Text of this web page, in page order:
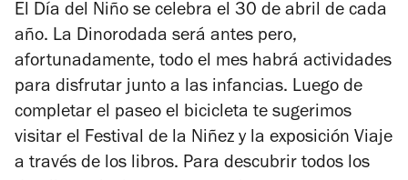
El Día del Niño se celebra el 30 de abril de cada
año. La Dinorodada será antes pero,
afortunadamente, todo el mes habrá actividades
para disfrutar junto a las infancias. Luego de
completar el paseo el bicicleta te sugerimos
visitar el Festival de la Niñez y la exposición Viaje
a través de los libros. Para descubrir todos los